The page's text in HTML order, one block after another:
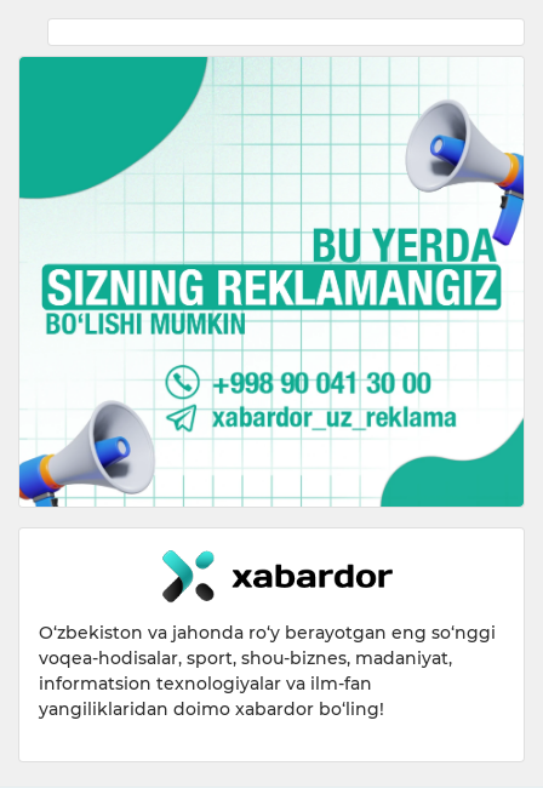
O‘zbekiston va jahonda ro‘y berayotgan eng so‘nggi
voqea-hodisalar, sport, shou-biznes, madaniyat,
informatsion texnologiyalar va ilm-fan
yangiliklaridan doimo xabardor bo‘ling!